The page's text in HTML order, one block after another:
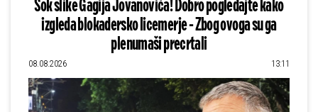
Šok slike Gagija Jovanovića! Dobro pogledajte kako
izgleda blokadersko licemerje - Zbog ovoga su ga
plenumaši precrtali
08.08.2026 13:11